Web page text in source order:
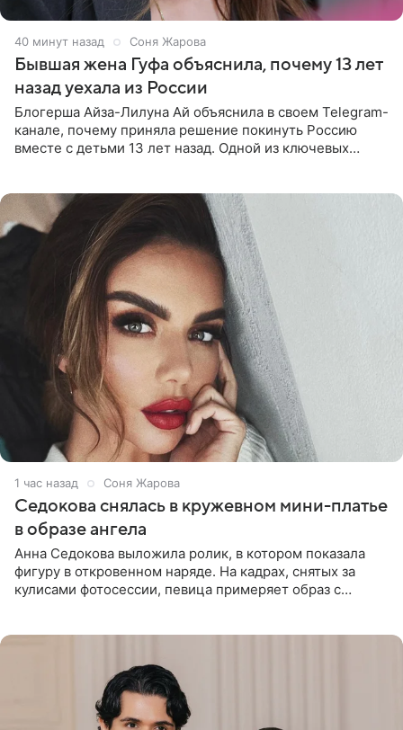
41 минуту назад Соня Жарова
Бывшая жена Гуфа объяснила, почему 13 лет
назад уехала из России
Блогерша Айза-Лилуна Ай объяснила в своем Telegram-
канале, почему приняла решение покинуть Россию
вместе с детьми 13 лет назад. Одной из ключевых
1 час назад Соня Жарова
Седокова снялась в кружевном мини-платье
в образе ангела
Анна Седокова выложила ролик, в котором показала
фигуру в откровенном наряде. На кадрах, снятых за
кулисами фотосессии, певица примеряет образ с